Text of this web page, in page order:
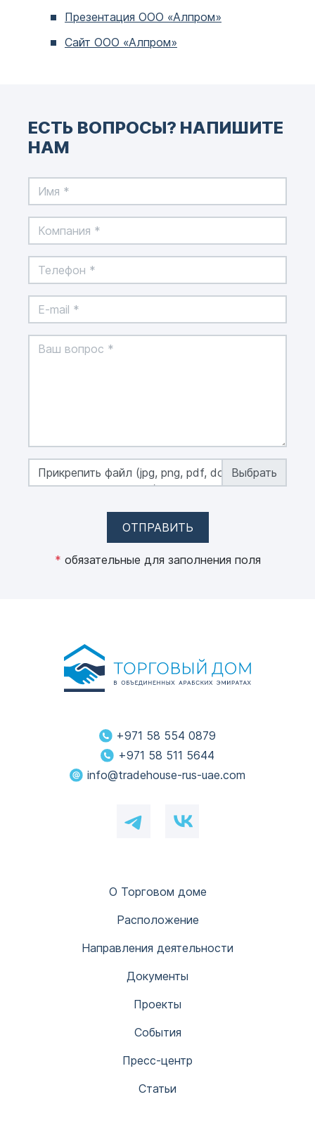
Презентация ООО «Алпром»
Сайт ООО «Алпром»
ЕСТЬ ВОПРОСЫ? НАПИШИТЕ
НАМ
Прикрепить файл (jpg, png, pdf, doc, docx,
xls, xlsx, макс. 50 MB)
ОТПРАВИТЬ
* обязательные для заполнения поля
+971 58 554 0879
+971 58 511 5644
info@tradehouse-rus-uae.com
О Торговом доме
Расположение
Направления деятельности
Документы
Проекты
События
Пресс-центр
Статьи